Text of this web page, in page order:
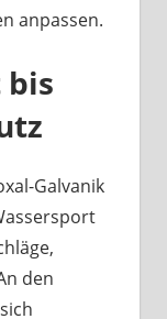
anpassen.
bis
Galvanik
den